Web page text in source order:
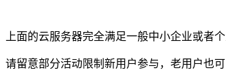
上面的云服务器完全满足一般中小企业或者
请留意部分活动限制新用户参与，老用户也